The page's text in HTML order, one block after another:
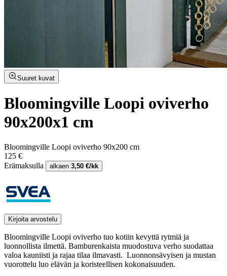
Suuret kuvat
Bloomingville Loopi oviverho
90x200x1 cm
Bloomingville Loopi oviverho 90x200 cm
125 €
Erämaksulla
alkaen 3,50 €/kk
Kirjoita arvostelu
Bloomingville Loopi oviverho tuo kotiin kevyttä rytmiä ja
luonnollista ilmettä. Bamburenkaista muodostuva verho suodattaa
valoa kauniisti ja rajaa tilaa ilmavasti. Luonnonsävyisen ja mustan
vuorottelu luo elävän ja koristeellisen kokonaisuuden.